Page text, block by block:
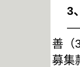
3
——
善（
募集